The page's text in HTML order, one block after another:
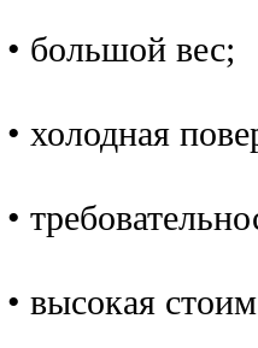
• большой вес;
• холодная
•
• высокая